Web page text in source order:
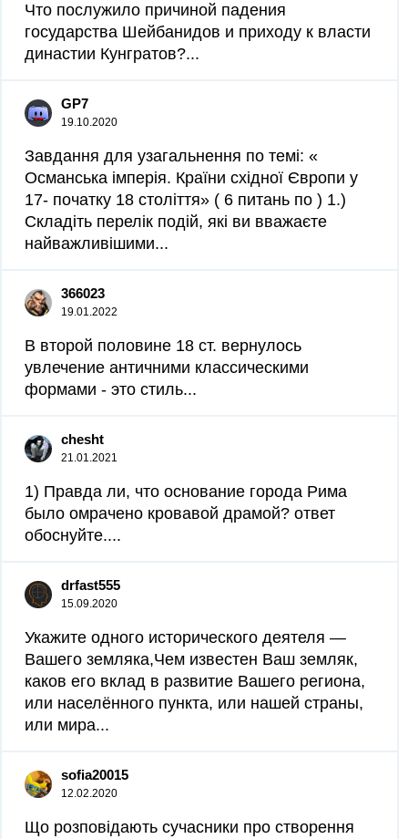
Что послужило причиной падения
государства Шейбанидов и приходу к власти
династии Кунгратов?​...
GP7
19.10.2020
Завдання для узагальнення по темі: «
Османська імперія. Країни східної Європи у
17- початку 18 століття» ( 6 питань по ) 1.)
Складіть перелік подій, які ви вважаєте
найважливішими...
366023
19.01.2022
В второй половине 18 ст. вернулось
увлечение античними классическими
формами - это стиль​...
chesht
21.01.2021
1) Правда ли, что основание города Рима
было омрачено кровавой драмой? ответ
обоснуйте....
drfast555
15.09.2020
Укажите одного исторического деятеля —
Вашего земляка,Чем известен Ваш земляк,
каков его вклад в развитие Вашего региона,
или населённого пункта, или нашей страны,
или мира...
sofia20015
12.02.2020
Що розповідають сучасники про створення